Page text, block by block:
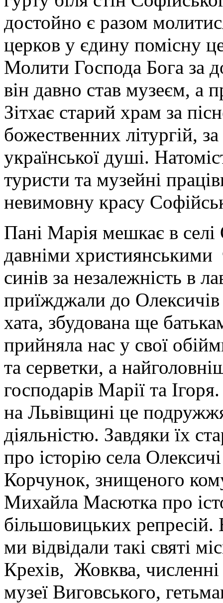
достойно є разом
церков у єдину помісну
Молити Господа Бога за
він давно став музеєм, а
Зітхає старий храм за
божественних літургій,
української душі.
туристи та музейні
невимовну красу
Пані Марія мешкає в
давніми християнськими
синів за незалежність в
приїжджали до Олексичів
хата, збудована ще
прийняла нас у свої
та серветки, а
господарів Марії та
на Львівщині це
діяльністю. Завдяки їх
про історію села
Корчунок, знищеного
Михайла Масютка про
більшовицьких репресій.
ми відвідали такі святі
Крехів, Жовква, численні
музеї Виговського,